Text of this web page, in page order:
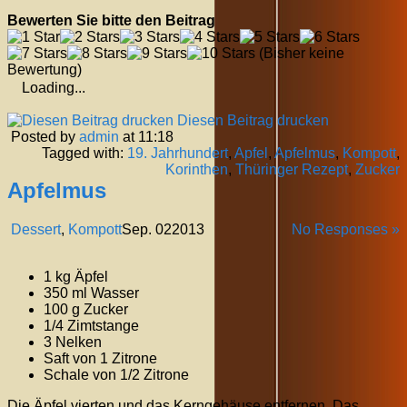
Bewerten Sie bitte den Beitrag
(Bisher keine
Bewertung)
Loading...
Diesen Beitrag drucken
Posted by admin at 11:18
Tagged with: 19. Jahrhundert, Apfel , Apfelmus, Kompott,
Korinthen, Thüringer Rezept, Zucker
Apfelmus
Dessert, Kompott No Responses »
Sep. 022013
1 kg Äpfel
350 ml Wasser
100 g Zucker
1/4 Zimtstange
3 Nelken
Saft von 1 Zitrone
Schale von 1/2 Zitrone